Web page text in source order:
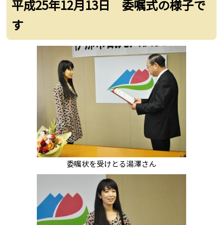
平成25年12月13日 委嘱式の様子で
す
委嘱状を受けとる湯澤さん